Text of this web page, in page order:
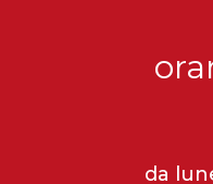
da